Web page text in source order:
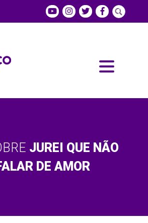
JUREI QUE NÃO
DE AMOR